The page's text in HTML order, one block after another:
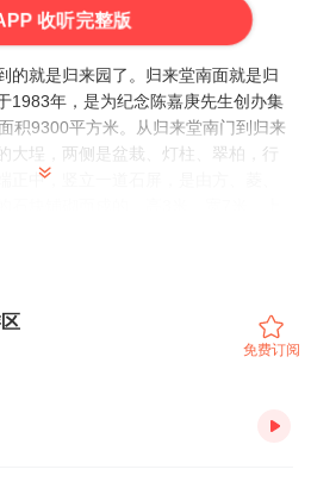
收听完整版
的就是归来园了。归来堂南面就是归
1983年，是为纪念陈嘉庚先生创办集
积9300平方米。从归来堂南门到归来
大埕，两侧是盆栽、灯柱、翠柏，行
正中，竖立一道石屏，是由方、菱、
立在石屏前。铜像是我国著名雕塑艺
蔼的目光望着远方，盼望着海外亲人
免费订阅